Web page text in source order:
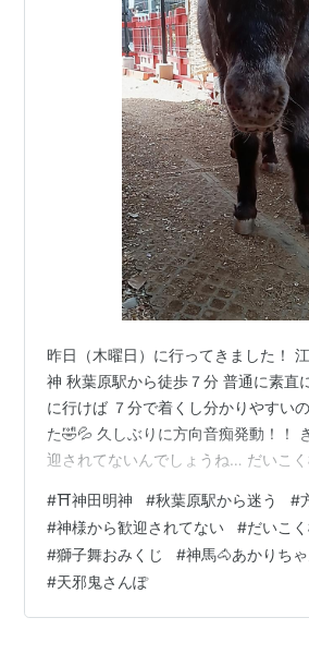
昨日（木曜日）に行ってきました！
神 秋葉原駅から徒歩７分 普通に素直
に行けば ７分で着くし分かりやすい
た🤣💦 久しぶりに方向音痴発動！！
迎されてないんでしょうね… だいこ
だいこく様、大きいですね！😳 えび
方向音痴気味じゃの〜w そうなんです
品のようですね✨ 神馬 あかりちゃん
きたのね〜 そうなのよ〜 なんで迷っ
も！ 裏参道から入って来たのよ〜💦
#⛩️神田明神 #秋葉原駅から迷う #
#神様から歓迎されてない #だいこ
#獅子舞おみくじ #神馬🐴あかりち
#天邪鬼さんぽ